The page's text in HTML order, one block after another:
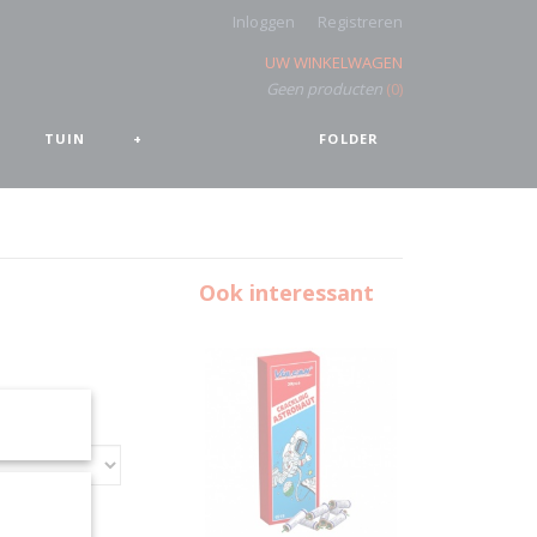
Inloggen
Registreren
UW WINKELWAGEN
Geen producten (0)
FOLDER
TUIN +
Ook interessant